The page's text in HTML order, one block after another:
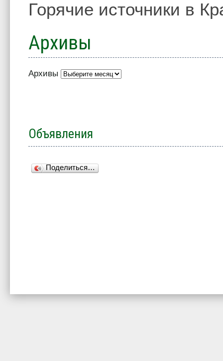
Горячие источники в
Архивы
Архивы
Объявления
Поделиться…